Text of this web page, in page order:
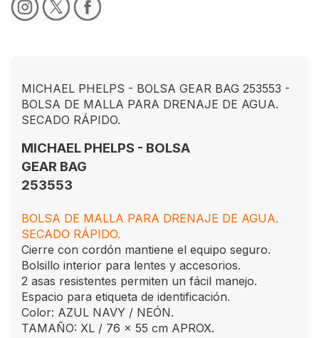
MICHAEL PHELPS - BOLSA GEAR BAG 253553 -
BOLSA DE MALLA PARA DRENAJE DE AGUA.
SECADO RÁPIDO.
MICHAEL PHELPS - BOLSA
GEAR BAG
253553
BOLSA DE MALLA PARA DRENAJE DE AGUA.
SECADO RÁPIDO.
Cierre con cordón mantiene el equipo seguro.
Bolsillo interior para lentes y accesorios.
2 asas resistentes permiten un fácil manejo.
Espacio para etiqueta de identificación.
Color: AZUL NAVY / NEÓN.
TAMAÑO: XL / 76 x 55 cm APROX.